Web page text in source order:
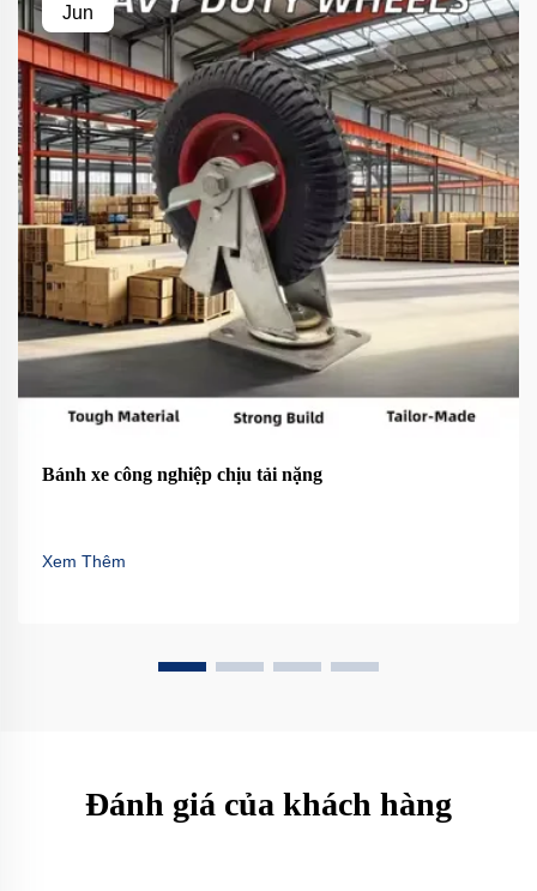
Jun
Bánh xe công nghiệp chịu tải nặng
Xem Thêm
Đánh giá của khách hàng